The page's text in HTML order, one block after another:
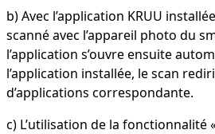
b) Avec l’application KRUU
scanné avec l’appareil photo du
l’application s’ouvre ensuite
l’application installée, le scan
d’applications correspondante.
c) L’utilisation de la fonctionnalité